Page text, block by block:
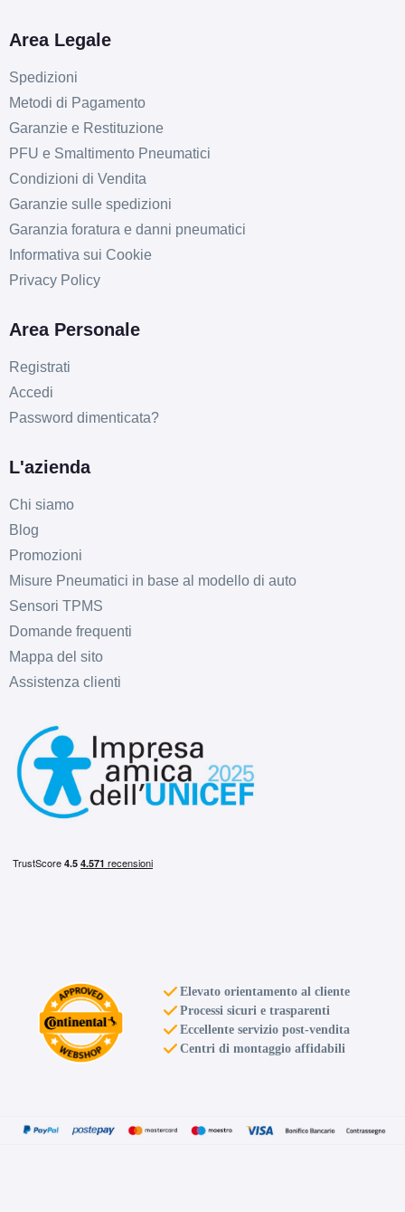
Area Legale
Spedizioni
Metodi di Pagamento
Garanzie e Restituzione
PFU e Smaltimento Pneumatici
Condizioni di Vendita
Garanzie sulle spedizioni
Garanzia foratura e danni pneumatici
Informativa sui Cookie
Privacy Policy
Area Personale
Registrati
Accedi
Password dimenticata?
L'azienda
Chi siamo
Blog
Promozioni
Misure Pneumatici in base al modello di auto
Sensori TPMS
Domande frequenti
Mappa del sito
Assistenza clienti
Elevato orientamento al cliente
Processi sicuri e trasparenti
Eccellente servizio post-vendita
Centri di montaggio affidabili